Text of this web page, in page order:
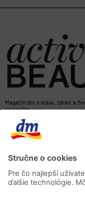
Magazín dm o kráse, zdraví a
rovnováhe